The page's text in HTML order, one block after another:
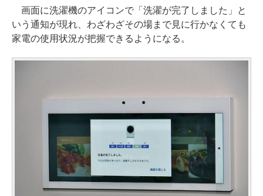
画面に洗濯機のアイコンで「洗濯が完了しました」と
いう通知が現れ、わざわざその場まで見に行かなくても
家電の使用状況が把握できるようになる。